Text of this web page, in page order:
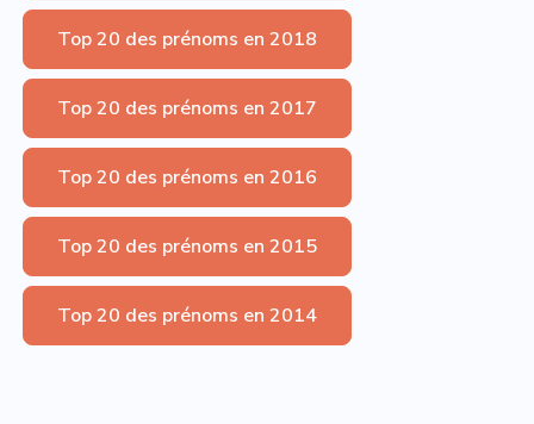
Top 20 des prénoms en 2018
Top 20 des prénoms en 2017
Top 20 des prénoms en 2016
Top 20 des prénoms en 2015
Top 20 des prénoms en 2014